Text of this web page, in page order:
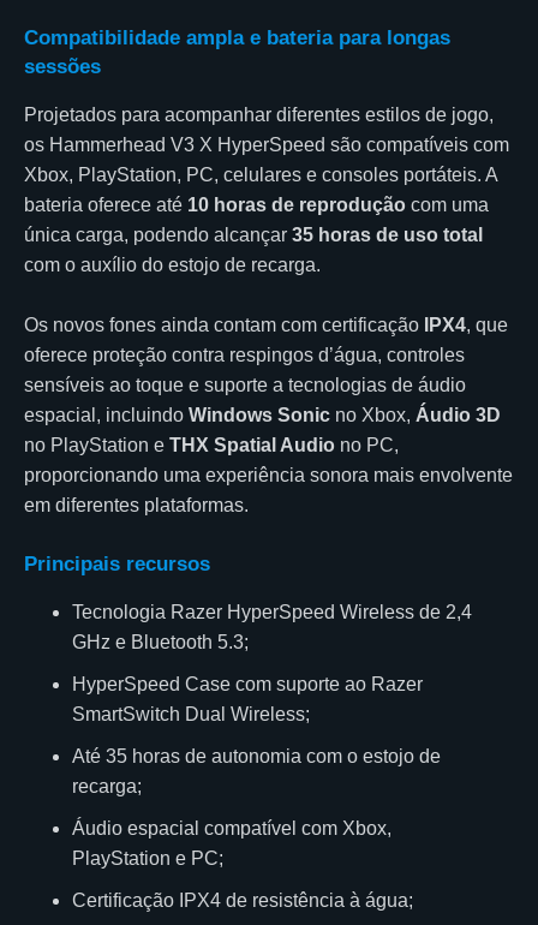
Compatibilidade ampla e bateria para longas
sessões
Projetados para acompanhar diferentes estilos de jogo,
os Hammerhead V3 X HyperSpeed são compatíveis com
Xbox, PlayStation, PC, celulares e consoles portáteis. A
bateria oferece até 10 horas de reprodução com uma
única carga, podendo alcançar 35 horas de uso total
com o auxílio do estojo de recarga.
Os novos fones ainda contam com certificação IPX4, que
oferece proteção contra respingos d’água, controles
sensíveis ao toque e suporte a tecnologias de áudio
espacial, incluindo Windows Sonic no Xbox, Áudio 3D
no PlayStation e THX Spatial Audio no PC,
proporcionando uma experiência sonora mais envolvente
em diferentes plataformas.
Principais recursos
Tecnologia Razer HyperSpeed Wireless de 2,4
GHz e Bluetooth 5.3;
HyperSpeed Case com suporte ao Razer
SmartSwitch Dual Wireless;
Até 35 horas de autonomia com o estojo de
recarga;
Áudio espacial compatível com Xbox,
PlayStation e PC;
Certificação IPX4 de resistência à água;